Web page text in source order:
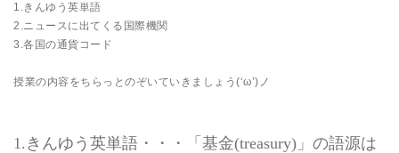
1.きんゆう英単語
2.ニュースに出てくる国際機関
3.各国の通貨コード
授業の内容をちらっとのぞいていきましょう(‘ω’)ノ
1.きんゆう英単語・・・「基金(treasury)」の語源は